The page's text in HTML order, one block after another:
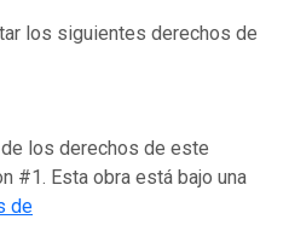
los siguientes derechos de
los derechos de este
#1. Esta obra está bajo una
de